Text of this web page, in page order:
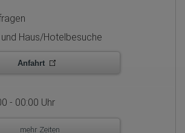
Haus/Hotelbesuche
Anfahrt
- 00:00 Uhr
mehr Zeiten